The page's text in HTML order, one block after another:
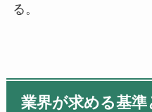
る。
業界が求める基